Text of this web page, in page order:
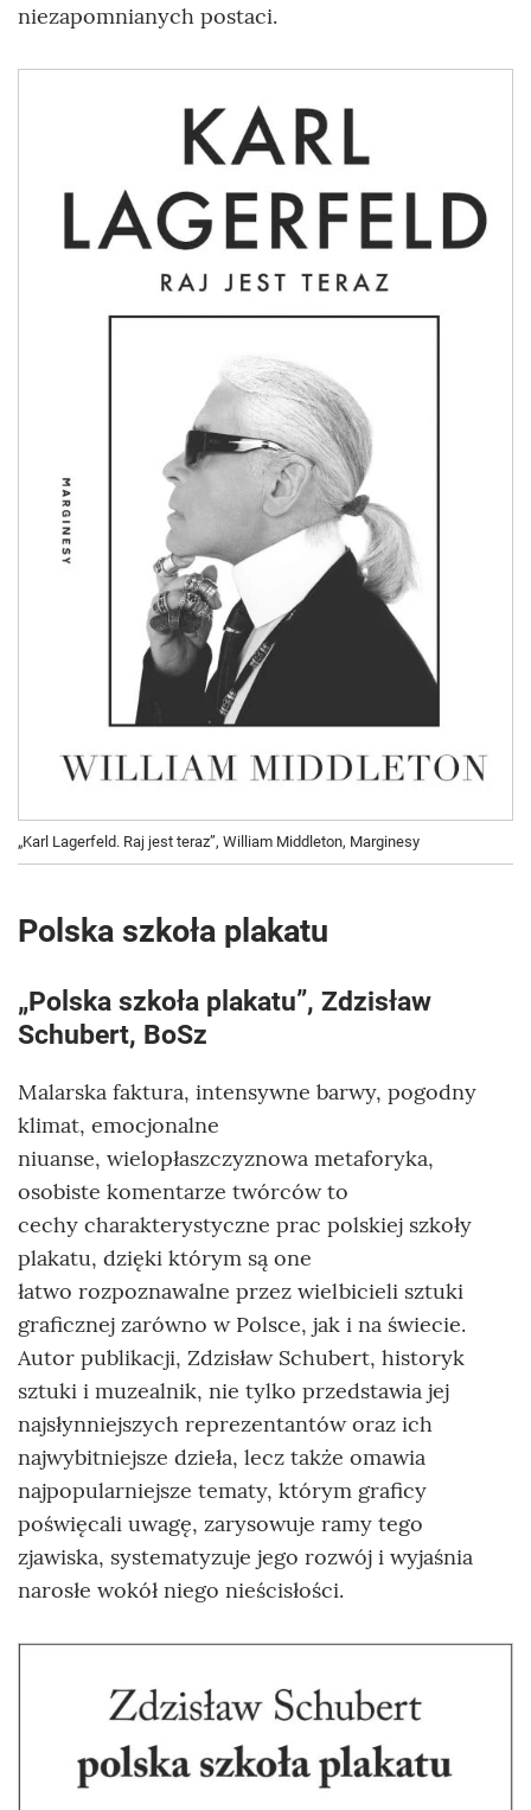
niezapomnianych postaci.
„Karl Lagerfeld. Raj jest teraz”, William Middleton, Marginesy
Polska szkoła plakatu
„Polska szkoła plakatu”, Zdzisław
Schubert, BoSz
Malarska faktura, intensywne barwy, pogodny
klimat, emocjonalne
niuanse, wielopłaszczyznowa metaforyka,
osobiste komentarze twórców to
cechy charakterystyczne prac polskiej szkoły
plakatu, dzięki którym są one
łatwo rozpoznawalne przez wielbicieli sztuki
graficznej zarówno w Polsce, jak i na świecie.
Autor publikacji, Zdzisław Schubert, historyk
sztuki i muzealnik, nie tylko przedstawia jej
najsłynniejszych reprezentantów oraz ich
najwybitniejsze dzieła, lecz także omawia
najpopularniejsze tematy, którym graficy
poświęcali uwagę, zarysowuje ramy tego
zjawiska, systematyzuje jego rozwój i wyjaśnia
narosłe wokół niego nieścisłości.